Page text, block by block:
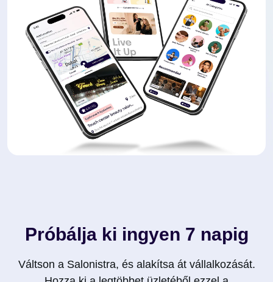
Próbálja ki ingyen 7 napig
Váltson a Salonistra, és alakítsa át vállalkozását.